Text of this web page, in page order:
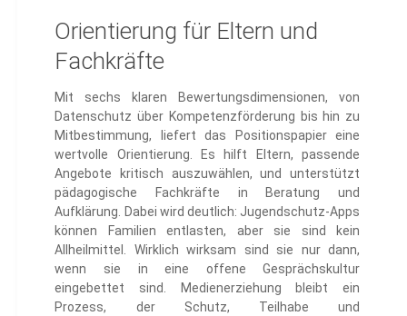
Orientierung für Eltern und
Fachkräfte
Mit sechs klaren Bewertungsdimensionen, von
Datenschutz über Kompetenzförderung bis hin zu
Mitbestimmung, liefert das Positionspapier eine
wertvolle Orientierung. Es hilft Eltern, passende
Angebote kritisch auszuwählen, und unterstützt
pädagogische Fachkräfte in Beratung und
Aufklärung. Dabei wird deutlich: Jugendschutz-Apps
können Familien entlasten, aber sie sind kein
Allheilmittel. Wirklich wirksam sind sie nur dann,
wenn sie in eine offene Gesprächskultur
eingebettet sind. Medienerziehung bleibt ein
Prozess, der Schutz, Teilhabe und